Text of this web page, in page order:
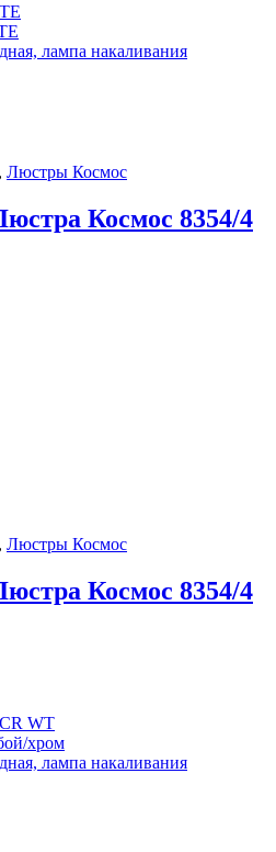
лампа накаливания
, Люстры Космос
Космос 8354/4
, Люстры Космос
Космос 8354/4
WT
хром
лампа накаливания